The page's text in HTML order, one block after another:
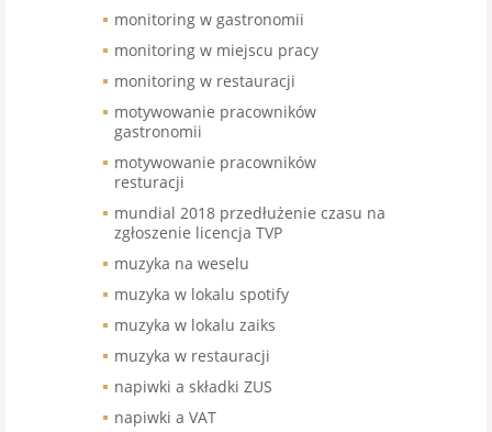
monitoring w gastronomii
monitoring w miejscu pracy
monitoring w restauracji
motywowanie pracowników
gastronomii
motywowanie pracowników
resturacji
mundial 2018 przedłużenie czasu na
zgłoszenie licencja TVP
muzyka na weselu
muzyka w lokalu spotify
muzyka w lokalu zaiks
muzyka w restauracji
napiwki a składki ZUS
napiwki a VAT